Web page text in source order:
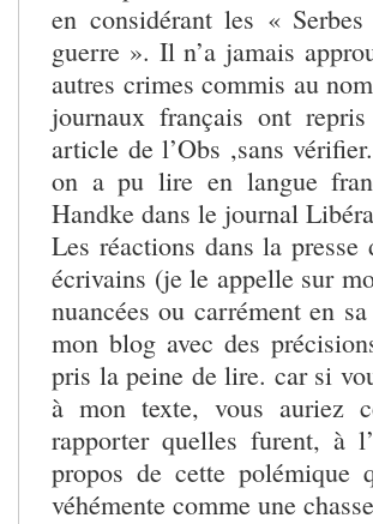
en considérant les «
guerre ». Il n’a jamais
autres crimes commis au
journaux français ont
article de l’Obs ,sans
on a pu lire en langue
Handke dans le journal
Les réactions dans la
écrivains (je le appelle sur
nuancées ou carrément en
mon blog avec des
pris la peine de lire. car si
à mon texte, vous auriez
rapporter quelles furent, à
propos de cette polémique
véhémente comme une